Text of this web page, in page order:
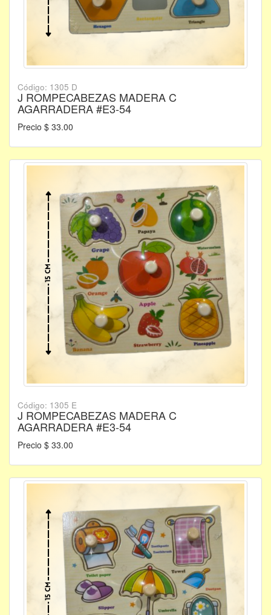
Código: 1305 D
J ROMPECABEZAS MADERA C
AGARRADERA #E3-54
Precio $ 33.00
Código: 1305 E
J ROMPECABEZAS MADERA C
AGARRADERA #E3-54
Precio $ 33.00